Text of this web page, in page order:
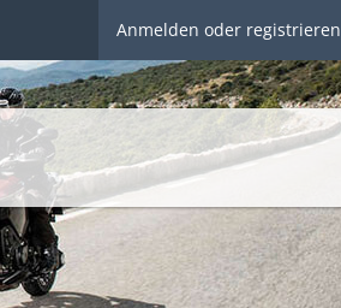
Anmelden oder registrieren